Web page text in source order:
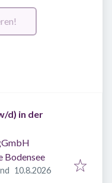
d) in der
Bodensee
Veröffentlicht
10.8.2026